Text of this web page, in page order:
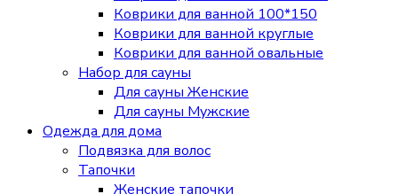
Коврики для ванной 100*150
Коврики для ванной круглые
Коврики для ванной овальные
Набор для сауны
Для сауны Женские
Для сауны Мужские
Одежда для дома
Подвязка для волос
Тапочки
Женские тапочки